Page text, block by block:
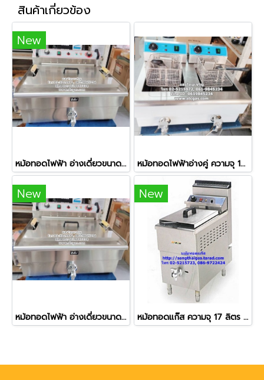
สินค้าเกี่ยวข้อง
New
หม้อทอดไฟฟ้า อ่างเดี่ยวขนาดใหญ่ ความจุ 20 ลิตร หม้อทอดไฟฟ้าอ่างคู่ ความจุ 16 ลิตร (อ่างละ 8 ลิตร) รุ่น 102V
New
หม้อทอดไฟฟ้า อ่างเดี่ยวขนาดใหญ่ ความจุ 30 ลิตร
New
หม้อทอดแก๊ส ความจุ 17 ลิตร ควบคุมอุณหภูมิได้